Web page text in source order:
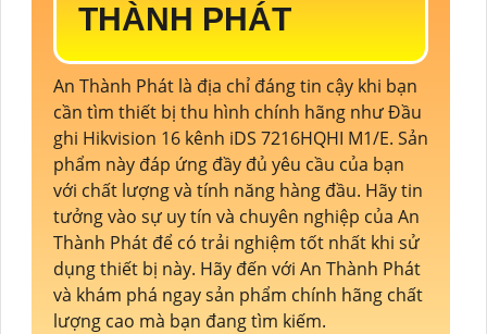
THÀNH PHÁT
An Thành Phát là địa chỉ đáng tin cậy khi bạn
cần tìm thiết bị thu hình chính hãng như Đầu
ghi Hikvision 16 kênh iDS 7216HQHI M1/E. Sản
phẩm này đáp ứng đầy đủ yêu cầu của bạn
với chất lượng và tính năng hàng đầu. Hãy tin
tưởng vào sự uy tín và chuyên nghiệp của An
Thành Phát để có trải nghiệm tốt nhất khi sử
dụng thiết bị này. Hãy đến với An Thành Phát
và khám phá ngay sản phẩm chính hãng chất
lượng cao mà bạn đang tìm kiếm.